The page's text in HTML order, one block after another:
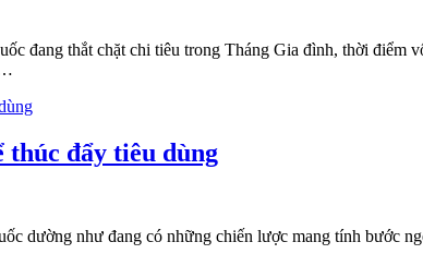
đang thắt chặt chi tiêu trong Tháng Gia đình, thời điểm
thúc đẩy tiêu dùng
dường như đang có những chiến lược mang tính bước